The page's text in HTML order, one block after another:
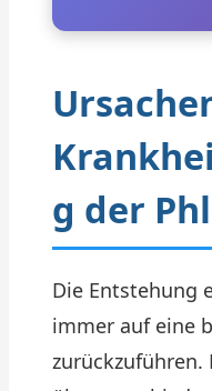
g der
Die Entstehung
immer auf eine
zurückzuführen.